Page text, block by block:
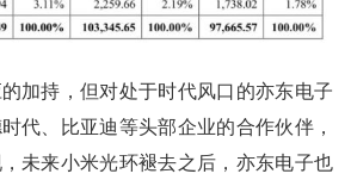
加持，但对处于时代风口的亦东电子
代、比亚迪等头部企业的合作伙伴，
未来小米光环褪去之后，亦东电子也